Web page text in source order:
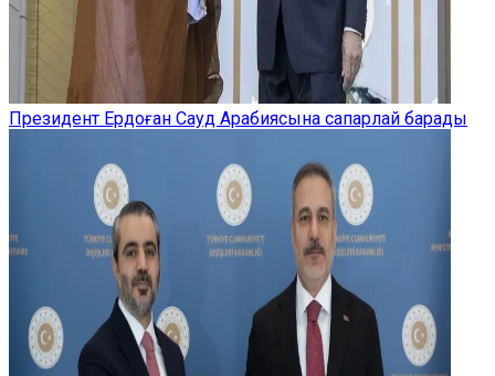
Президент Ердоған Сауд Арабиясына сапарлай барады